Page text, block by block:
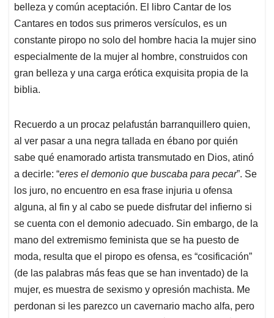
belleza y común aceptación. El libro Cantar de los
Cantares en todos sus primeros versículos, es un
constante piropo no solo del hombre hacia la mujer sino
especialmente de la mujer al hombre, construidos con
gran belleza y una carga erótica exquisita propia de la
biblia.
Recuerdo a un procaz pelafustán barranquillero quien,
al ver pasar a una negra tallada en ébano por quién
sabe qué enamorado artista transmutado en Dios, atinó
a decirle: “eres el demonio que buscaba para pecar”. Se
los juro, no encuentro en esa frase injuria u ofensa
alguna, al fin y al cabo se puede disfrutar del infierno si
se cuenta con el demonio adecuado. Sin embargo, de la
mano del extremismo feminista que se ha puesto de
moda, resulta que el piropo es ofensa, es “cosificación”
(de las palabras más feas que se han inventado) de la
mujer, es muestra de sexismo y opresión machista. Me
perdonan si les parezco un cavernario macho alfa, pero